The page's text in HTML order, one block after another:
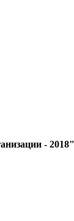
- 2018"